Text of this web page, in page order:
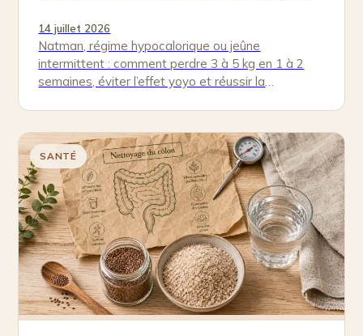
14 juillet 2026
Natman, régime hypocalorique ou jeûne
intermittent : comment perdre 3 à 5 kg en 1 à 2
semaines, éviter l’effet yoyo et réussir la
SANTÉ